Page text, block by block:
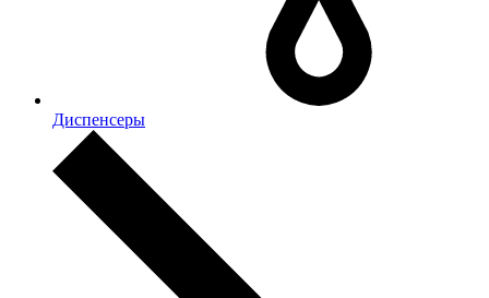
Диспенсеры